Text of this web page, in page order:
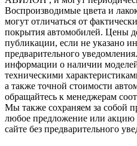
Воспроизводимые цвета и
могут отличаться от
покрытия автомобилей. Цены
публикации, если не указано
предварительного
информации о наличии
техническими
а также точной стоимости
обращайтесь к менеджерам
Мы также сохраняем за собой
любое предложение или акцию
сайте без предварительного